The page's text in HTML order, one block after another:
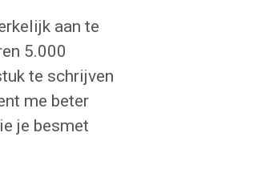
aan te
5.000
te schrijven
me beter
je besmet